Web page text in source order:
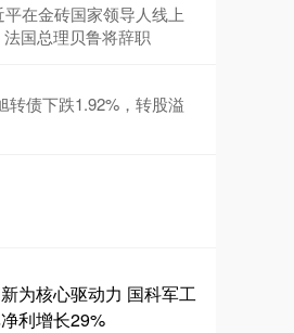
在金砖国家领导人线上
国总理贝鲁将辞职
转债下跌1.92%，转股溢
为核心驱动力 国科军工
利增长29%